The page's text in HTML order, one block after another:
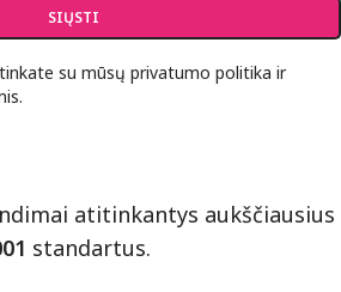
su mūsų privatumo politika ir
.
atitinkantys aukščiausius
standartus.